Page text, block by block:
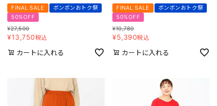
FINAL SALE
ボンボンおトク祭
50%OFF
¥27,500
¥13,750税込
カートに入れる
FINAL SALE
ボンボンおトク祭
50%OFF
¥10,780
¥5,390税込
カートに入れる